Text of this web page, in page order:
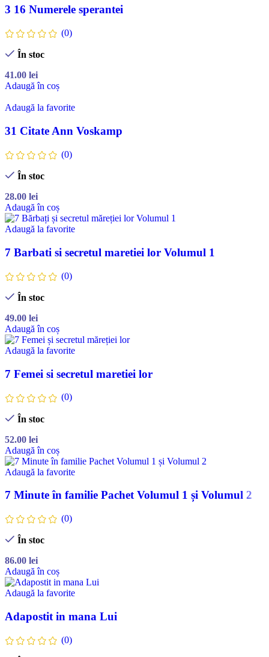
3 16 Numerele sperantei
(0)
În stoc
41.00 lei
Adaugă în coș
Adaugă la favorite
31 Citate Ann Voskamp
(0)
În stoc
28.00 lei
Adaugă în coș
Adaugă la favorite
7 Barbati si secretul maretiei lor Volumul 1
(0)
În stoc
49.00 lei
Adaugă în coș
Adaugă la favorite
7 Femei si secretul maretiei lor
(0)
În stoc
52.00 lei
Adaugă în coș
Adaugă la favorite
7 Minute în familie Pachet Volumul 1 și Volumul 2
(0)
În stoc
86.00 lei
Adaugă în coș
Adaugă la favorite
Adapostit in mana Lui
(0)